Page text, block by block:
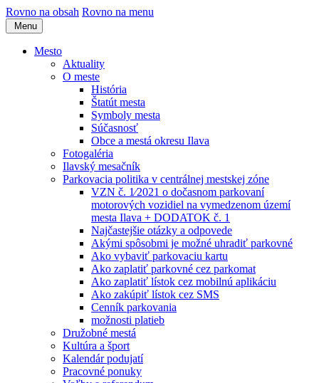
Rovno na obsah Rovno na menu
Menu
Mesto
Aktuality
O meste
História
Štatút mesta
Symboly mesta
Súčasnosť
Obce a mestá okresu Ilava
Fotogaléria
Ilavský mesačník
Parkovacia politika v centrálnej mestskej zóne
VZN č. 1⁄2021 o dočasnom parkovaní
motorových vozidiel na vymedzenom území
mesta Ilava + DODATOK č. 1
Najčastejšie otázky a odpovede
Akými spôsobmi je možné uhradiť parkovné
Ako vybaviť parkovaciu kartu
Ako zaplatiť parkovné cez parkomat
Ako zaplatiť lístok cez mobilnú aplikáciu
Ako zakúpiť lístok cez SMS
Cenník parkovania
možnosti platieb
Družobné mestá
Kultúra a šport
Kalendár podujatí
Pracovné ponuky